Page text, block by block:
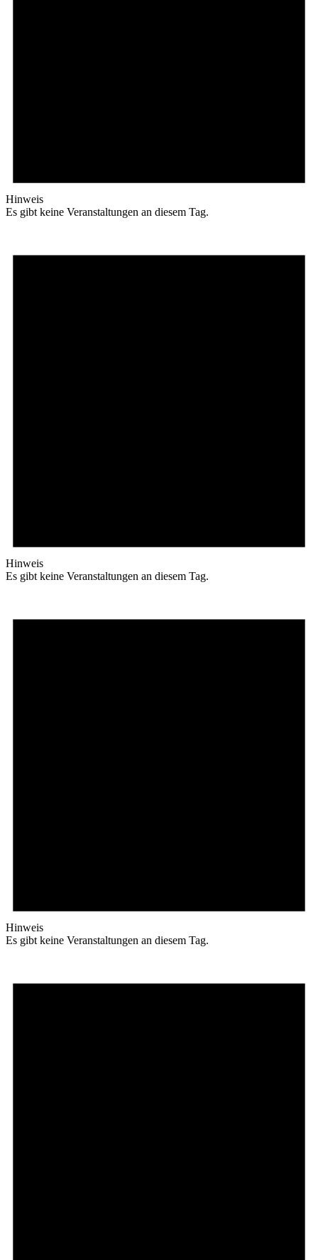
Hinweis
Es gibt keine Veranstaltungen an diesem Tag.
Hinweis
Es gibt keine Veranstaltungen an diesem Tag.
Hinweis
Es gibt keine Veranstaltungen an diesem Tag.